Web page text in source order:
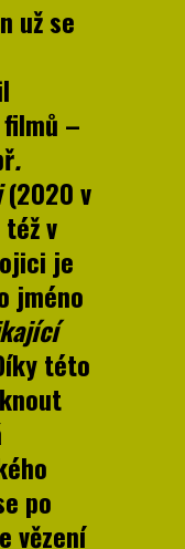
už se
–
.
(2020 v
v
je
jméno
této
po
vězení